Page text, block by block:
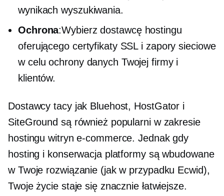
wynikach wyszukiwania.
Ochrona:Wybierz dostawcę hostingu
oferującego certyfikaty SSL i zapory sieciowe
w celu ochrony danych Twojej firmy i
klientów.
Dostawcy tacy jak Bluehost, HostGator i
SiteGround są również popularni w zakresie
hostingu witryn e-commerce. Jednak gdy
hosting i konserwacja platformy są wbudowane
w Twoje rozwiązanie (jak w przypadku Ecwid),
Twoje życie staje się znacznie łatwiejsze.